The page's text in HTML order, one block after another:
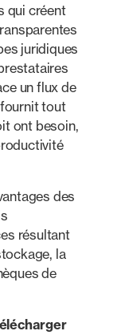
qui créent
juridiques
un flux de
tout
ont besoin,
des
résultant
la
de